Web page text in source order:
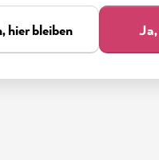
hier bleiben